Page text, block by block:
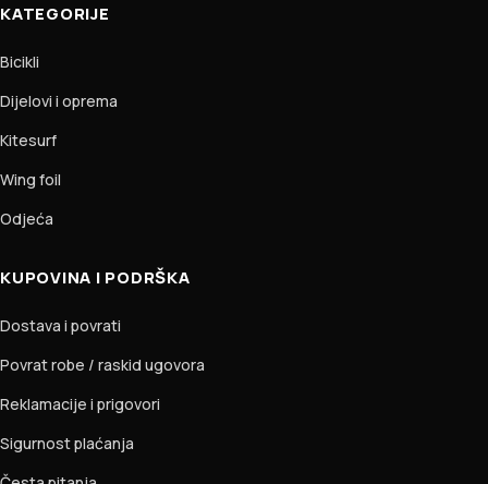
KATEGORIJE
Bicikli
Dijelovi i oprema
Kitesurf
Wing foil
Odjeća
KUPOVINA I PODRŠKA
Dostava i povrati
Povrat robe / raskid ugovora
Reklamacije i prigovori
Sigurnost plaćanja